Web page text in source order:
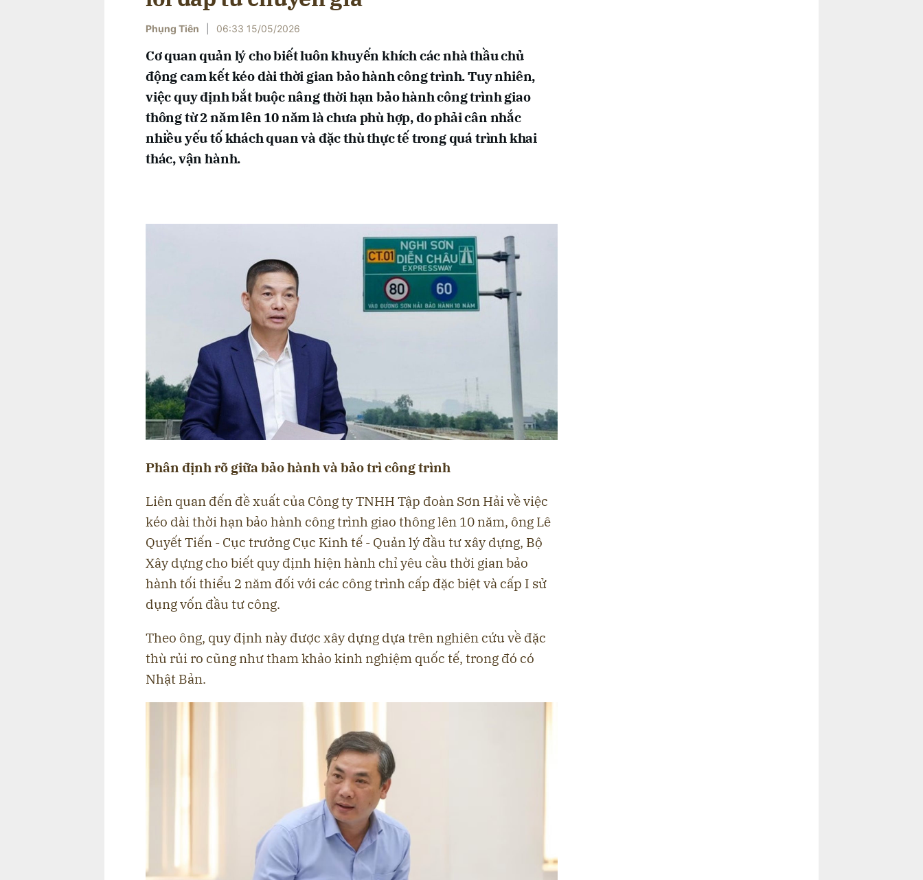
Phụng Tiên 06:33 15/05/2026
Cơ quan quản lý cho biết luôn khuyến khích các nhà thầu chủ
động cam kết kéo dài thời gian bảo hành công trình. Tuy nhiên,
việc quy định bắt buộc nâng thời hạn bảo hành công trình giao
thông từ 2 năm lên 10 năm là chưa phù hợp, do phải cân nhắc
nhiều yếu tố khách quan và đặc thù thực tế trong quá trình khai
thác, vận hành.
Phân định rõ giữa bảo hành và bảo trì công trình
Liên quan đến đề xuất của Công ty TNHH Tập đoàn Sơn Hải về việc
kéo dài thời hạn bảo hành công trình giao thông lên 10 năm, ông Lê
Quyết Tiến - Cục trưởng Cục Kinh tế - Quản lý đầu tư xây dựng, Bộ
Xây dựng cho biết quy định hiện hành chỉ yêu cầu thời gian bảo
hành tối thiểu 2 năm đối với các công trình cấp đặc biệt và cấp I sử
dụng vốn đầu tư công.
Theo ông, quy định này được xây dựng dựa trên nghiên cứu về đặc
thù rủi ro cũng như tham khảo kinh nghiệm quốc tế, trong đó có
Nhật Bản.